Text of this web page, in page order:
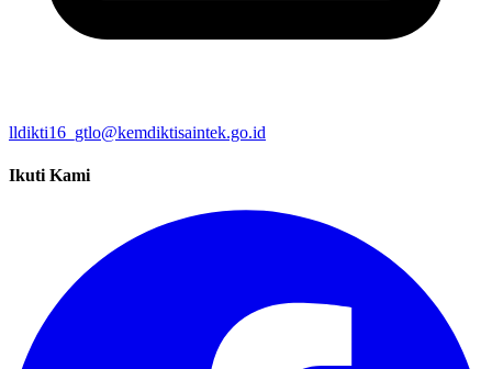
lldikti16_gtlo@kemdiktisaintek.go.id
Ikuti Kami